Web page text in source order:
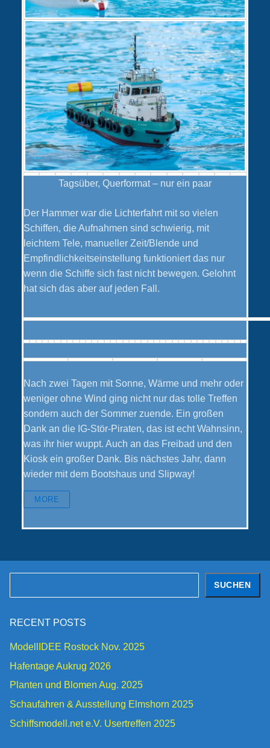
Tagsüber, Querformat – nur ein paar
Der Hammer war die Lichterfahrt mit so vielen
Schiffen, die Aufnahmen sind schwierig, mit
leichtem Tele, manueller Zeit/Blende und
Empfindlichkeitseinstellung funktioniert das nur
wenn die Schiffe sich fast nicht bewegen. Gelohnt
hat sich das aber auf jeden Fall.
Nach zwei Tagen mit Sonne, Wärme und mehr oder
weniger ohne Wind ging nicht nur das tolle Treffen
sondern auch der Sommer zuende. Ein großen
Dank an die IG-Stör-Piraten, das ist echt Wahnsinn,
was ihr hier wuppt. Auch an das Freibad und den
Kiosk ein großer Dank. Bis nächstes Jahr, dann
wieder mit dem Bootshaus und Slipway!
MORE
SUCHEN
RECENT POSTS
ModellIDEE Rostock Nov. 2025
Hafentage Aukrug 2026
Planten und Blomen Aug. 2025
Schaufahren & Ausstellung Elmshorn 2025
Schiffsmodell.net e.V. Usertreffen 2025